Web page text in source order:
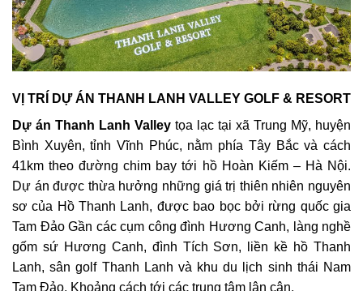
VỊ TRÍ DỰ ÁN THANH LANH VALLEY GOLF & RESORT
Dự án Thanh Lanh Valley tọa lạc tại xã Trung Mỹ, huyện
Bình Xuyên, tỉnh Vĩnh Phúc, nằm phía Tây Bắc và cách
41km theo đường chim bay tới hồ Hoàn Kiếm – Hà Nội.
Dự án được thừa hưởng những giá trị thiên nhiên nguyên
sơ của Hồ Thanh Lanh, được bao bọc bởi rừng quốc gia
Tam Đảo Gần các cụm công đình Hương Canh, làng nghề
gốm sứ Hương Canh, đình Tích Sơn, liền kề hồ Thanh
Lanh, sân golf Thanh Lanh và khu du lịch sinh thái Nam
Tam Đảo. Khoảng cách tới các trung tâm lân cận.